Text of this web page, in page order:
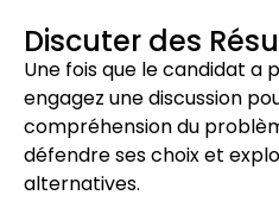
Discuter des
Une fois que le candidat a
engagez une discussion
compréhension du
défendre ses choix et
alternatives.